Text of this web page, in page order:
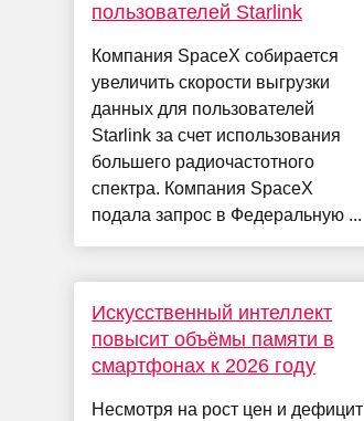
пользователей Starlink
Компания SpaceX собирается
увеличить скорости выгрузки
данных для пользователей
Starlink за счет использования
большего радиочастотного
спектра. Компания SpaceX
подала запрос в Федеральную ...
Искусственный интеллект
повысит объёмы памяти в
смартфонах к 2026 году
Несмотря на рост цен и дефицит